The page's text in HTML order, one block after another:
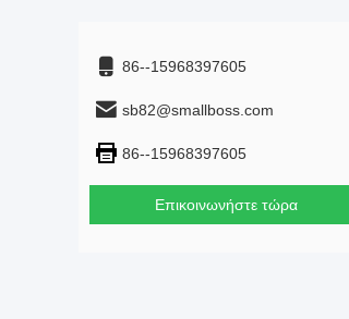
86--15968397605
sb82@smallboss.com
86--15968397605
Επικοινωνήστε τώρα